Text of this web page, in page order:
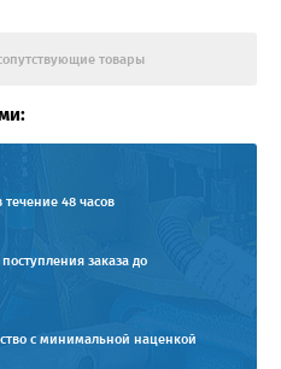
товары
48 часов
заказа до
с минимальной наценкой